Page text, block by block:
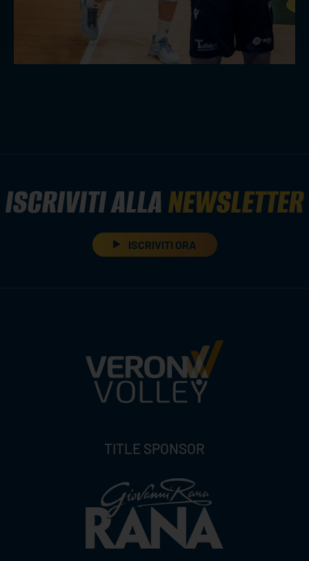
ISCRIVITI ALLANEWSLETTER
ISCRIVITI ORA
TITLE SPONSOR